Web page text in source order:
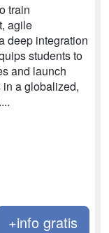
train
agile
deep integration
students to
and launch
a globalized,
+info gratis